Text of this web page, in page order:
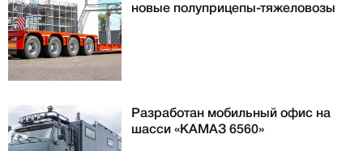
новые полуприцепы-тяжеловозы
Разработан мобильный офис на
шасси «КАМАЗ 6560»